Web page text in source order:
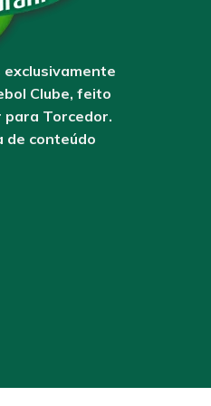
Clube, feito
para Torcedor.
de conteúdo